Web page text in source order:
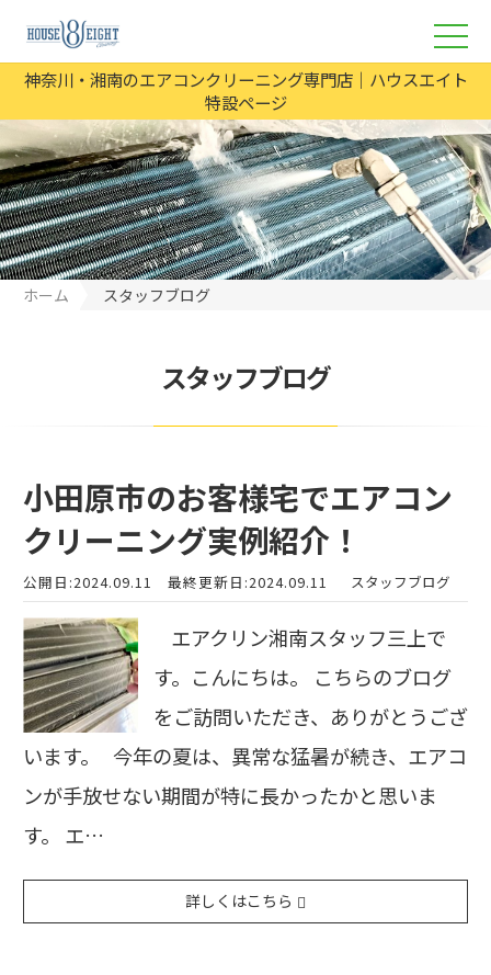
神奈川・湘南のエアコンクリーニング専門店｜ハウスエイト
特設ページ
ホーム スタッフブログ
スタッフブログ
小田原市のお客様宅でエアコン
クリーニング実例紹介！
公開日:2024.09.11 最終更新日:2024.09.11 スタッフブログ
エアクリン湘南スタッフ三上で
す。こんにちは。 こちらのブログ
をご訪問いただき、ありがとうござ
います。 今年の夏は、異常な猛暑が続き、エアコ
ンが手放せない期間が特に長かったかと思いま
す。 エ…
詳しくはこちら